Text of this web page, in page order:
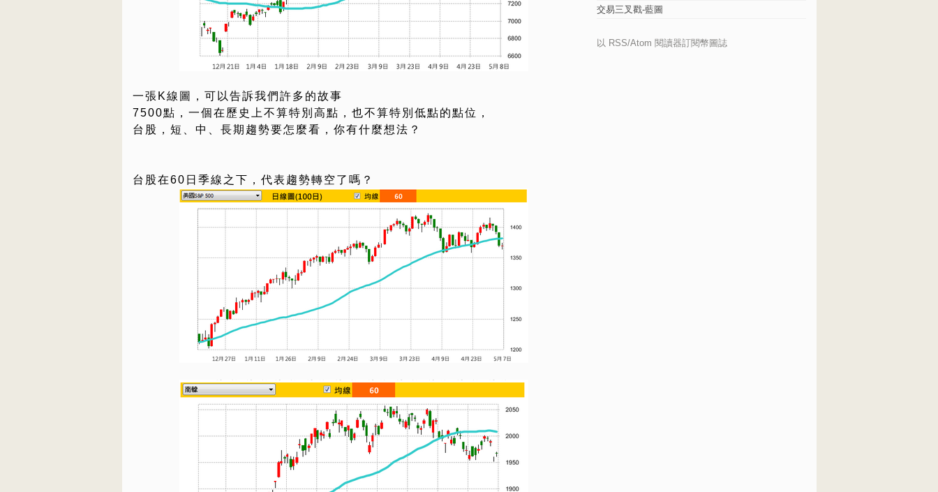
一張K線圖，可以告訴我們許多的故事
7500點，一個在歷史上不算特別高點，也不算特別低點的點位，
台股，短、中、長期趨勢要怎麼看，你有什麼想法？
台股在60日季線之下，代表趨勢轉空了嗎？
交易三叉戳-藍圖
以 RSS/Atom 閱讀器訂閱幣圖誌